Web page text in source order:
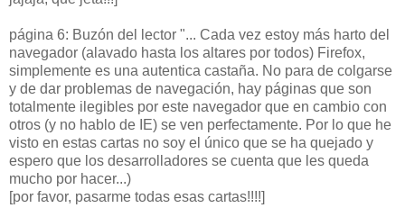
página 6: Buzón del lector "... Cada vez estoy más harto del
navegador (alavado hasta los altares por todos) Firefox,
simplemente es una autentica castaña. No para de colgarse
y de dar problemas de navegación, hay páginas que son
totalmente ilegibles por este navegador que en cambio con
otros (y no hablo de IE) se ven perfectamente. Por lo que he
visto en estas cartas no soy el único que se ha quejado y
espero que los desarrolladores se cuenta que les queda
mucho por hacer...)
[por favor, pasarme todas esas cartas!!!!]